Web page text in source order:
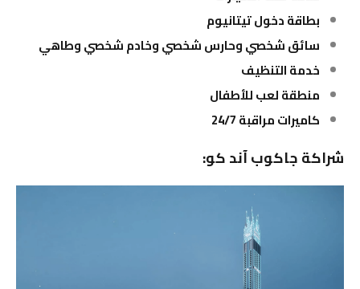
بطاقة دخول تيتانيوم
سائق شخصي وحارس شخصي وخادم شخصي وطاهي
خدمة التنظيف
منطقة لعب للأطفال
كاميرات مراقبة 24/7
شراكة جاكوب آند كو: